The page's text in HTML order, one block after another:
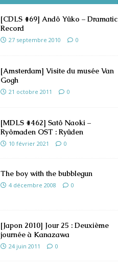
[CDLS #69] Andô Yûko – Dramatic
Record
27 septembre 2010 0
[Amsterdam] Visite du musée Van
Gogh
21 octobre 2011 0
[MDLS #462] Satô Naoki –
Ryômaden OST : Ryûden
10 février 2021 0
The boy with the bubblegun
4 décembre 2008 0
[Japon 2010] Jour 25 : Deuxième
journée à Kanazawa
24 juin 2011 0